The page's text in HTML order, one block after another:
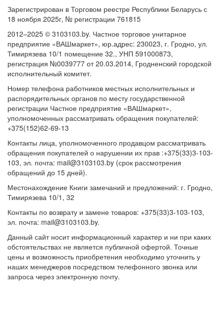
Зарегистрирован в Торговом реестре Республики Беларусь с
18 ноября 2025г, № регистрации 761815
2012–2025 © 3103103.by. Частное торговое унитарное
предприятие «ВАШмаркет», юр.адрес: 230023, г. Гродно, ул.
Тимирязева 10/1 помещение 32., УНП 591000873,
регистрация №0039777 от 20.03.2014, Гродненский городской
исполнительный комитет.
Номер телефона работников местных исполнительных и
распорядительных органов по месту государственной
регистрации Частное предприятие «ВАШмаркет»,
уполномоченных рассматривать обращения покупателей:
+375(152)62-69-13
Контакты лица, уполномоченного продавцом рассматривать
обращения покупателей о нарушении их прав :+375(33)3-103-
103, эл. почта: mail@3103103.by (срок рассмотрения
обращений до 15 дней).
Местонахождение Книги замечаний и предложений: г. Гродно,
Тимирязева 10/1, 32
Контакты по возврату и замене товаров: +375(33)3-103-103,
эл. почта: mail@3103103.by.
Данный сайт носит информационный характер и ни при каких
обстоятельствах не является публичной офертой. Точные
цены и возможность приобретения необходимо уточнить у
наших менеджеров посредством телефонного звонка или
запроса через электронную почту.